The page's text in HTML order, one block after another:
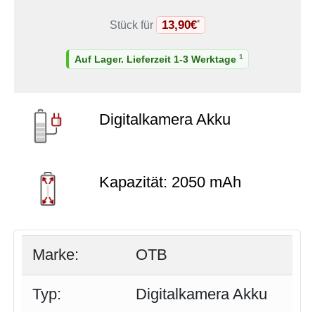
Stück für 13,90€*
Auf Lager. Lieferzeit 1-3 Werktage 1
Digitalkamera Akku
Kapazität: 2050 mAh
Marke: OTB
Typ: Digitalkamera Akku